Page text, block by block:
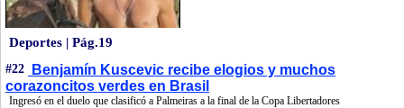
Deportes | Pág.19
#22
Benjamín Kuscevic recibe elogios y muchos
corazoncitos verdes en Brasil
Ingresó en el duelo que clasificó a Palmeiras a la final de la Copa Libertadores